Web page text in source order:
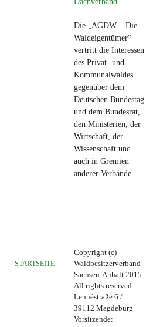
Die „AGDW – Die
Waldeigentümer“
vertritt die Interessen
des Privat- und
Kommunalwaldes
gegenüber dem
Deutschen Bundestag
und dem Bundesrat,
den Ministerien, der
Wirtschaft, der
Wissenschaft und
auch in Gremien
anderer Verbände.
STARTSEITE
Copyright (c)
Waldbesitzerverband
Sachsen-Anhalt 2015.
All rights reserved.
Lennéstraße 6 /
39112 Magdeburg
Vorsitzende: